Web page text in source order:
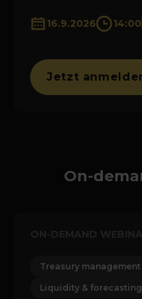
16.9.2026 14:00
Jetzt
On-
Treasury management
Liquidity & forecasting